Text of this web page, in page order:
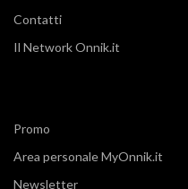
Contatti
Il Network Onnik.it
Promo
Area personale MyOnnik.it
Newsletter